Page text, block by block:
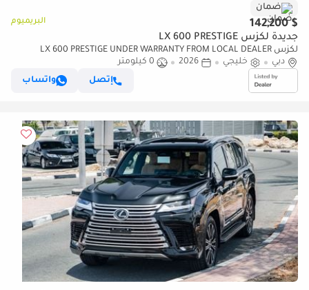
ضمان
$ 142,200 البريميوم
جديدة لكزس LX 600 PRESTIGE
لكزس LX 600 PRESTIGE UNDER WARRANTY FROM LOCAL DEALER
دبي
خليجي 2026
0 كيلومتر
إتصل
واتساب